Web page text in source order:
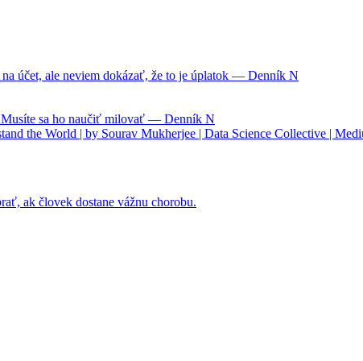
účet, ale neviem dokázať, že to je úplatok — Denník N
Musíte sa ho naučiť milovať — Denník N
the World | by Sourav Mukherjee | Data Science Collective |
ak človek dostane vážnu chorobu.